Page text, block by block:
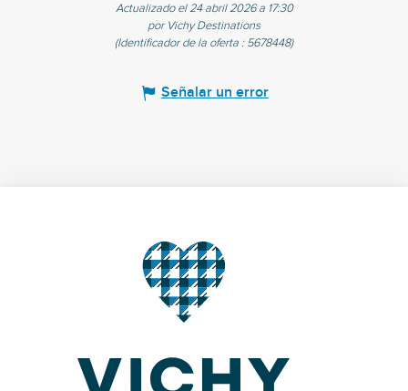
Actualizado el 24 abril 2026 a 17:30
por Vichy Destinations
(Identificador de la oferta : 5678448)
Señalar un error